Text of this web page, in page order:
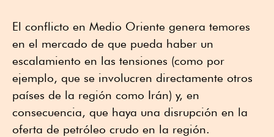
El conflicto en Medio Oriente genera temores
en el mercado de que pueda haber un
escalamiento en las tensiones (como por
ejemplo, que se involucren directamente otros
países de la región como Irán) y, en
consecuencia, que haya una disrupción en la
oferta de petróleo crudo en la región.